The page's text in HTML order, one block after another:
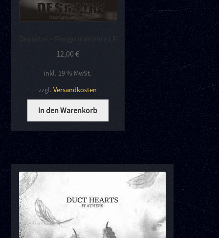
Desastre – Perigo iminente LP
12,00€
inkl. 19 % MwSt.
zzgl.Versandkosten
In den Warenkorb